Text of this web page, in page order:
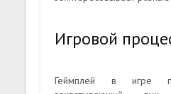
Игровой
Геймплей в игре